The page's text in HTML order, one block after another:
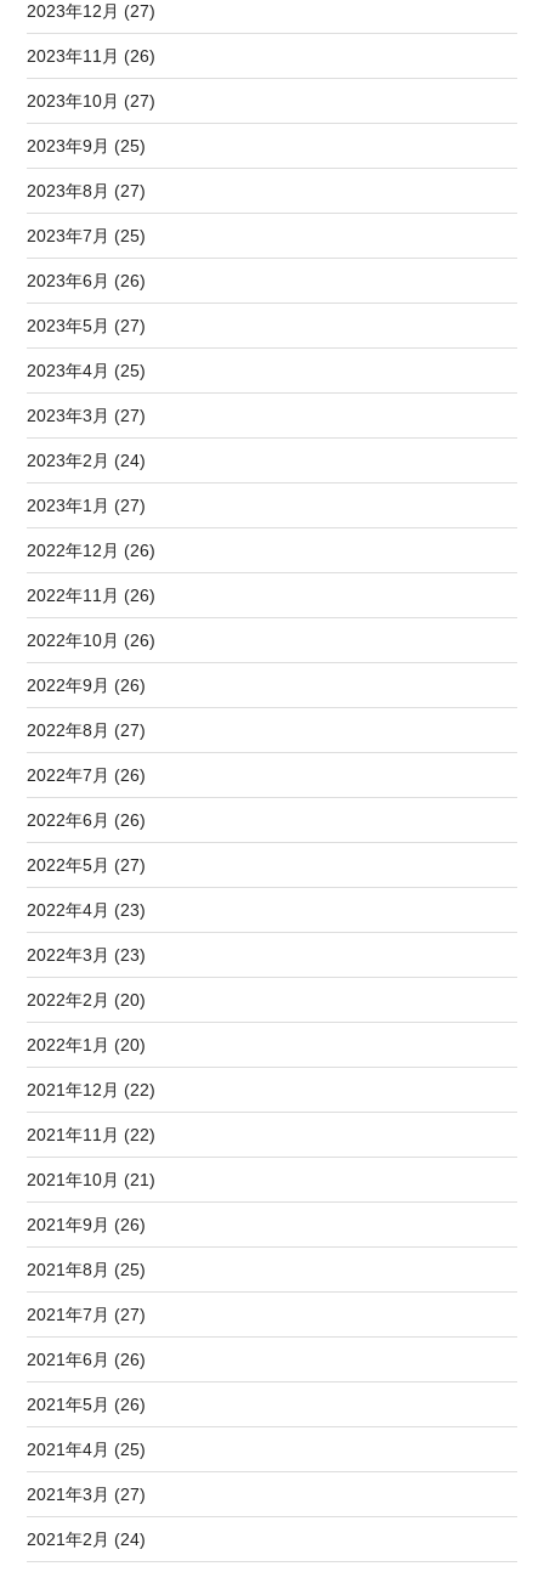
2023年12月 (27)
2023年11月 (26)
2023年10月 (27)
2023年9月 (25)
2023年8月 (27)
2023年7月 (25)
2023年6月 (26)
2023年5月 (27)
2023年4月 (25)
2023年3月 (27)
2023年2月 (24)
2023年1月 (27)
2022年12月 (26)
2022年11月 (26)
2022年10月 (26)
2022年9月 (26)
2022年8月 (27)
2022年7月 (26)
2022年6月 (26)
2022年5月 (27)
2022年4月 (23)
2022年3月 (23)
2022年2月 (20)
2022年1月 (20)
2021年12月 (22)
2021年11月 (22)
2021年10月 (21)
2021年9月 (26)
2021年8月 (25)
2021年7月 (27)
2021年6月 (26)
2021年5月 (26)
2021年4月 (25)
2021年3月 (27)
2021年2月 (24)